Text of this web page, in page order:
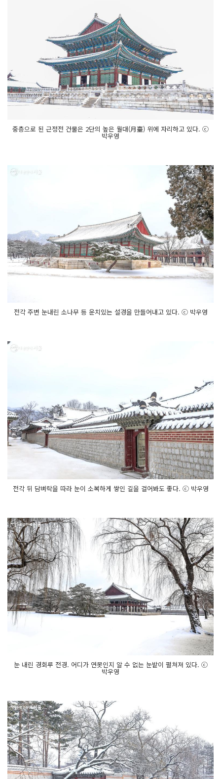
중층으로 된 근정전 건물은 2단의 높은 월대(月臺) 위에 자리하고 있다. ⓒ
박우영
전각 주변 눈내린 소나무 등 운치있는 설경을 만들어내고 있다. ⓒ 박우영
전각 뒤 담벼락을 따라 눈이 소복하게 쌓인 길을 걸어봐도 좋다. ⓒ 박우영
눈 내린 경회루 전경. 어디가 연못인지 알 수 없는 눈밭이 펼쳐져 있다. ⓒ
박우영